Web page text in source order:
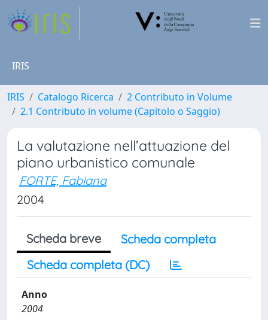
IRIS
IRIS Catalogo Ricerca
2 Contributo in Volume
2.1 Contributo in volume (Capitolo o Saggio)
La valutazione nell’attuazione del
piano urbanistico comunale
FORTE, Fabiana
2004
Scheda breve
Scheda completa
Scheda completa (DC)
Anno
2004